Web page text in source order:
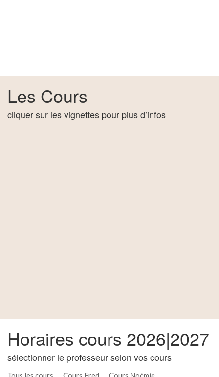
Les Cours
cliquer sur les vignettes pour plus d’infos
Horaires cours 2026|2027
sélectionner le professeur selon vos cours
Tous les cours Cours Fred Cours Noémie